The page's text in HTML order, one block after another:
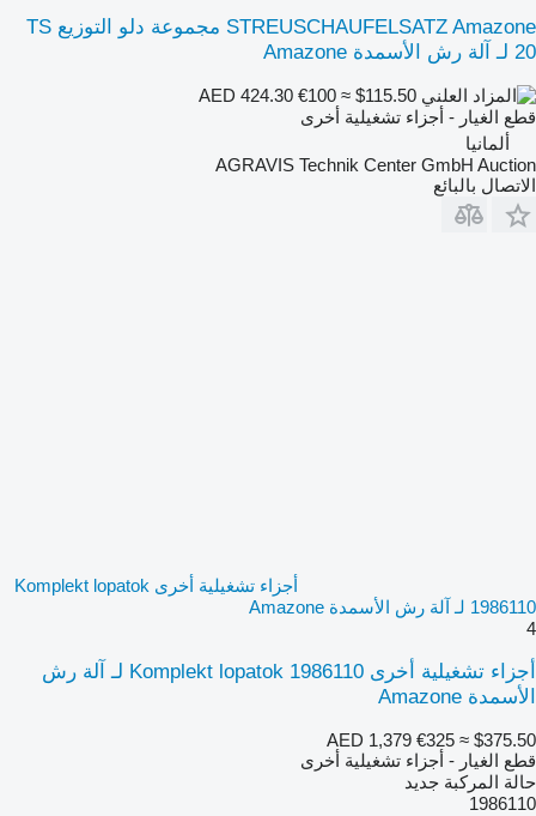
STREUSCHAUFELSATZ Amazone مجموعة دلو التوزيع TS
20 لـ آلة رش الأسمدة Amazone
€100 ≈ $115.50
قطع الغيار - أجزاء تشغيلية أخرى
ألمانيا
AGRAVIS Technik Center GmbH Auction
الاتصال بالبائع
أجزاء تشغيلية أخرى Komplekt lopatok
1986110 لـ آلة رش الأسمدة Amazone
4
أجزاء تشغيلية أخرى Komplekt lopatok 1986110 لـ آلة رش
الأسمدة Amazone
AED 1,379 €325 ≈ $375.50
قطع الغيار - أجزاء تشغيلية أخرى
حالة المركبة جديد
1986110